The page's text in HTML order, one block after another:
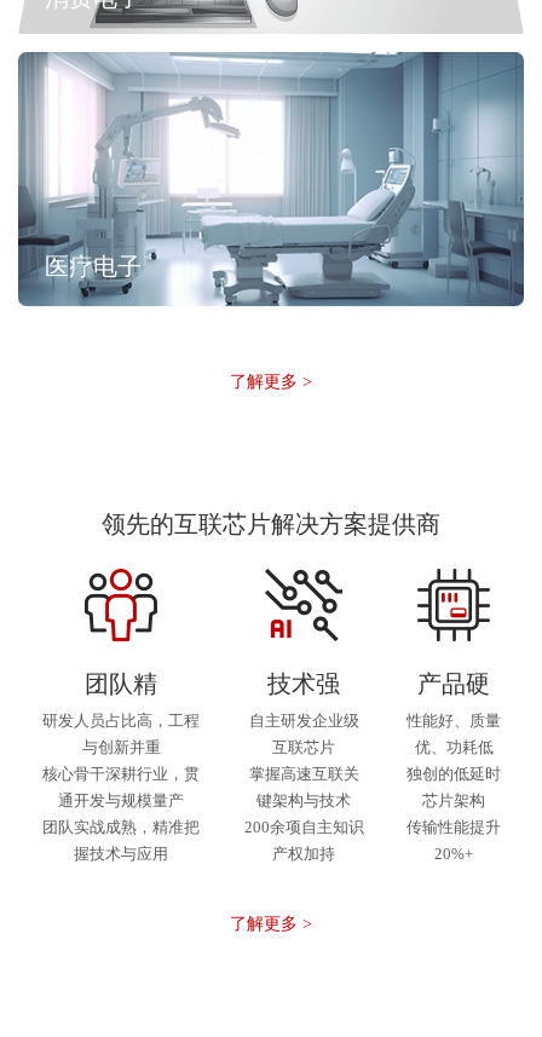
医疗电子
了解更多 >
领先的互联芯片解决方案提供商
团队精
研发人员占比高，工程
与创新并重
核心骨干深耕行业，贯
通开发与规模量产
团队实战成熟，精准把
握技术与应用
技术强
自主研发企业级
互联芯片
掌握高速互联关
键架构与技术
200余项自主知识
产权加持
产品硬
性能好、质量
优、功耗低
独创的低延时
芯片架构
传输性能提升
20%+
了解更多 >